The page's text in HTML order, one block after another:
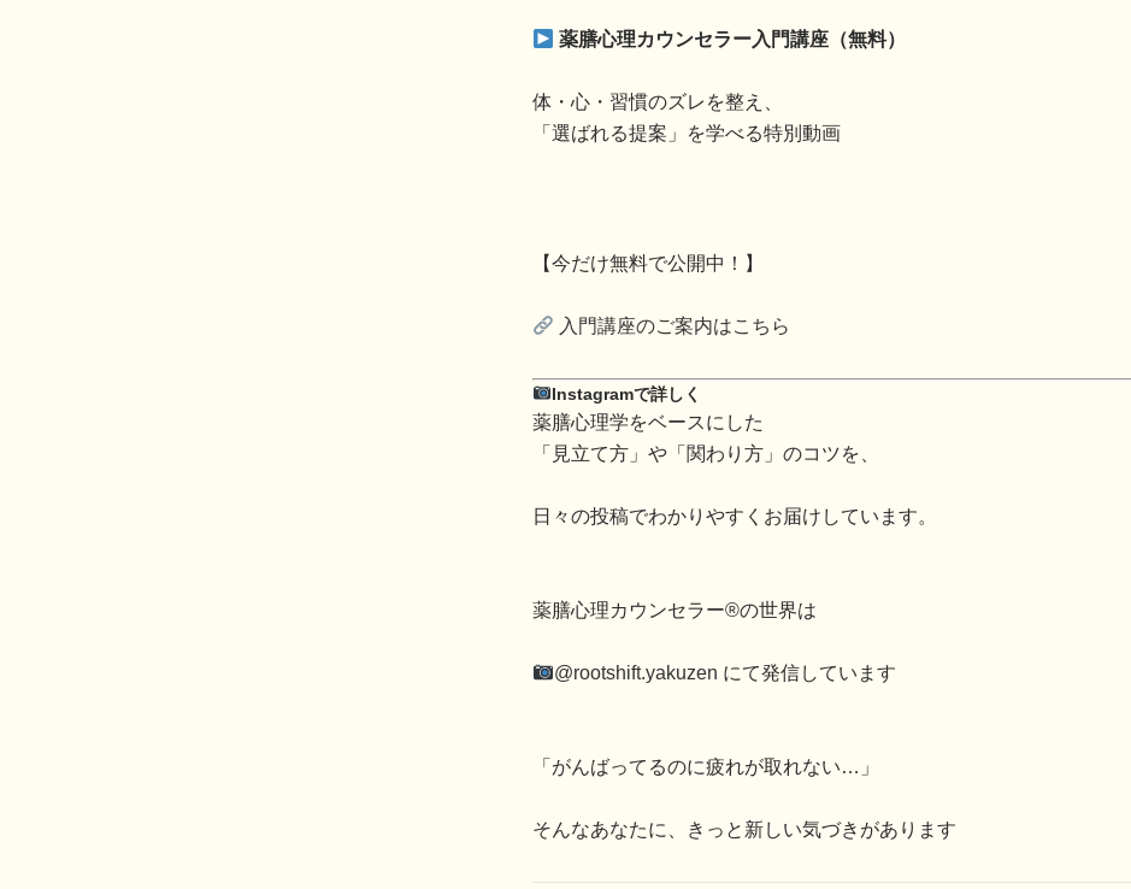
薬膳心理カウンセラー入門講座（無料）
体・心・習慣のズレを整え、
「選ばれる提案」を学べる特別動画
【今だけ無料で公開中！】
入門講座のご案内はこちら
Instagramで詳しく
薬膳心理学をベースにした
「見立て方」や「関わり方」のコツを、
日々の投稿でわかりやすくお届けしています。
薬膳心理カウンセラー®の世界は
@rootshift.yakuzen にて発信しています
「がんばってるのに疲れが取れない…」
そんなあなたに、きっと新しい気づきがあります